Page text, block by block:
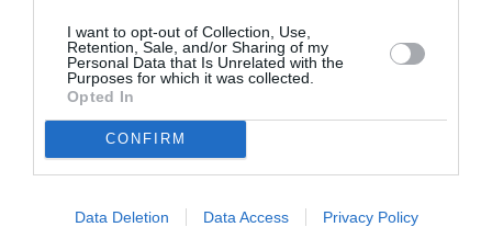
I want to opt-out of Collection, Use,
Retention, Sale, and/or Sharing of my
Personal Data that Is Unrelated with the
Purposes for which it was collected.
Opted In
CONFIRM
Data Deletion Data Access Privacy Policy